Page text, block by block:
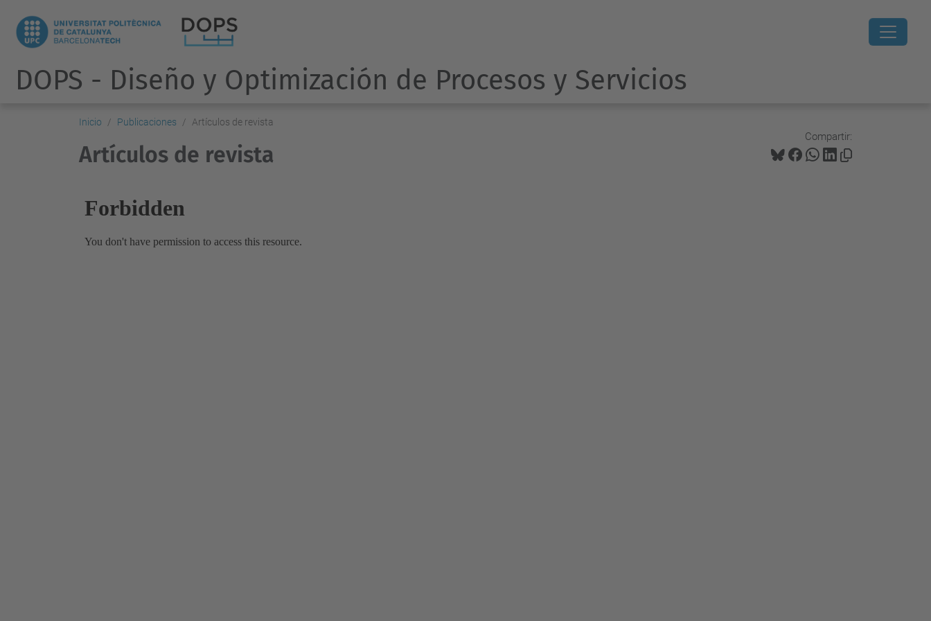
DOPS - Diseño y Optimización de Procesos y Servicios
Inicio Publicaciones Artículos de revista
Compartir:
Artículos de revista